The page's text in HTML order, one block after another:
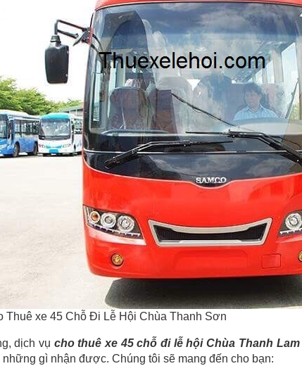
Thuê xe 45 Chỗ Đi Lễ Hội Chùa Thanh Sơn
dịch vụ cho thuê xe 45 chỗ đi lễ hội Chùa Thanh Lam
những gì nhận được. Chúng tôi sẽ mang đến cho bạn: